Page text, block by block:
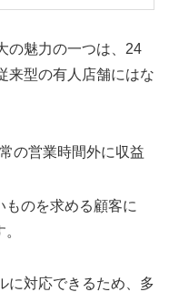
の魅力の一つは、24
来型の有人店舗にはな
の営業時間外に収益
のを求める顧客に
に対応できるため、多